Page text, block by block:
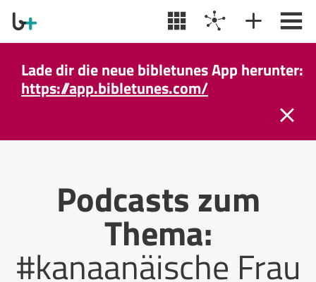
Lade dir die neue bibletunes App herunter:
https://app.bibletunes.com/
Podcasts zum
Thema:
#kanaanäische Frau